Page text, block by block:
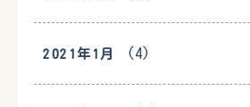
2021年1月 (4)